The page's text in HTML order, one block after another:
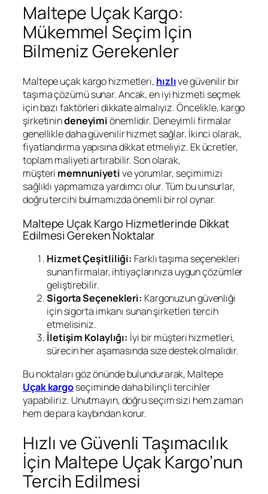
Maltepe Uçak Kargo:
Mükemmel Seçim İçin
Bilmeniz Gerekenler
Maltepe uçak kargo hizmetleri, hızlıve güvenilir bir
taşıma çözümü sunar. Ancak, en iyi hizmeti seçmek
için bazı faktörleri dikkate almalıyız. Öncelikle, kargo
şirketinindeneyimiönemlidir. Deneyimli firmalar
genellikle daha güvenilir hizmet sağlar. İkinci olarak,
fiyatlandırma yapısına dikkat etmeliyiz. Ek ücretler,
toplam maliyeti artırabilir. Son olarak,
müşteri memnuniyetive yorumlar, seçimimizi
sağlıklı yapmamıza yardımcı olur. Tüm bu unsurlar,
doğru tercihi bulmamızda önemli bir rol oynar.
Maltepe Uçak Kargo Hizmetlerinde Dikkat
Edilmesi Gereken Noktalar
Hizmet Çeşitliliği: Farklı taşıma seçenekleri
sunan firmalar, ihtiyaçlarınıza uygun çözümler
geliştirebilir.
Sigorta Seçenekleri: Kargonuzun güvenliği
için sigorta imkanı sunan şirketleri tercih
etmelisiniz.
İletişim Kolaylığı: İyi bir müşteri hizmetleri,
sürecin her aşamasında size destek olmalıdır.
Bu noktaları göz önünde bulundurarak, Maltepe
Uçak kargoseçiminde daha bilinçli tercihler
yapabiliriz. Unutmayın, doğru seçim sizi hem zaman
hem de para kaybından korur.
Hızlı ve Güvenli Taşımacılık
İçin Maltepe Uçak Kargo’nun
Tercih Edilmesi